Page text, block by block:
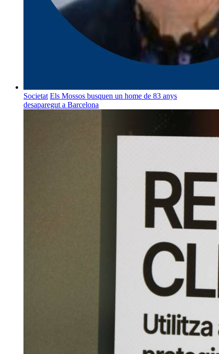
Societat Els Mossos busquen un home de 83 anys
desaparegut a Barcelona